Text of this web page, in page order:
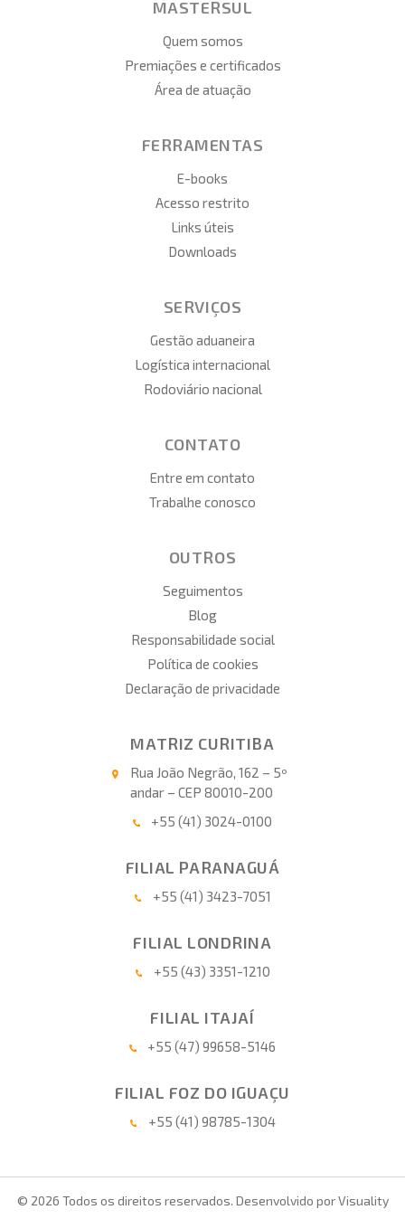
MASTERSUL
Quem somos
Premiações e certificados
Área de atuação
FERRAMENTAS
E-books
Acesso restrito
Links úteis
Downloads
SERVIÇOS
Gestão aduaneira
Logística internacional
Rodoviário nacional
CONTATO
Entre em contato
Trabalhe conosco
OUTROS
Seguimentos
Blog
Responsabilidade social
Política de cookies
Declaração de privacidade
MATRIZ CURITIBA
Rua João Negrão, 162 – 5º
andar – CEP 80010-200
+55 (41) 3024-0100
FILIAL PARANAGUÁ
+55 (41) 3423-7051
FILIAL LONDRINA
+55 (43) 3351-1210
FILIAL ITAJAÍ
+55 (47) 99658-5146
FILIAL FOZ DO IGUAÇU
+55 (41) 98785-1304
© 2026 Todos os direitos reservados. Desenvolvido porVisuality